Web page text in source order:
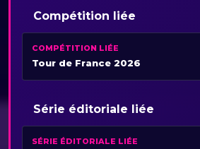
Compétition liée
COMPÉTITION LIÉE
Tour de France 2026
Série éditoriale liée
SÉRIE ÉDITORIALE LIÉE